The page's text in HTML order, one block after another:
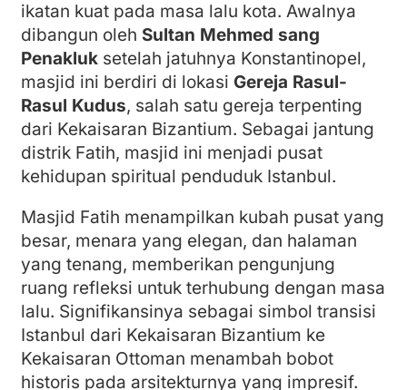
ikatan kuat pada masa lalu kota. Awalnya
dibangun oleh Sultan Mehmed sang
Penakluk setelah jatuhnya Konstantinopel,
masjid ini berdiri di lokasi Gereja Rasul-
Rasul Kudus, salah satu gereja terpenting
dari Kekaisaran Bizantium. Sebagai jantung
distrik Fatih, masjid ini menjadi pusat
kehidupan spiritual penduduk Istanbul.
Masjid Fatih menampilkan kubah pusat yang
besar, menara yang elegan, dan halaman
yang tenang, memberikan pengunjung
ruang refleksi untuk terhubung dengan masa
lalu. Signifikansinya sebagai simbol transisi
Istanbul dari Kekaisaran Bizantium ke
Kekaisaran Ottoman menambah bobot
historis pada arsitekturnya yang impresif.